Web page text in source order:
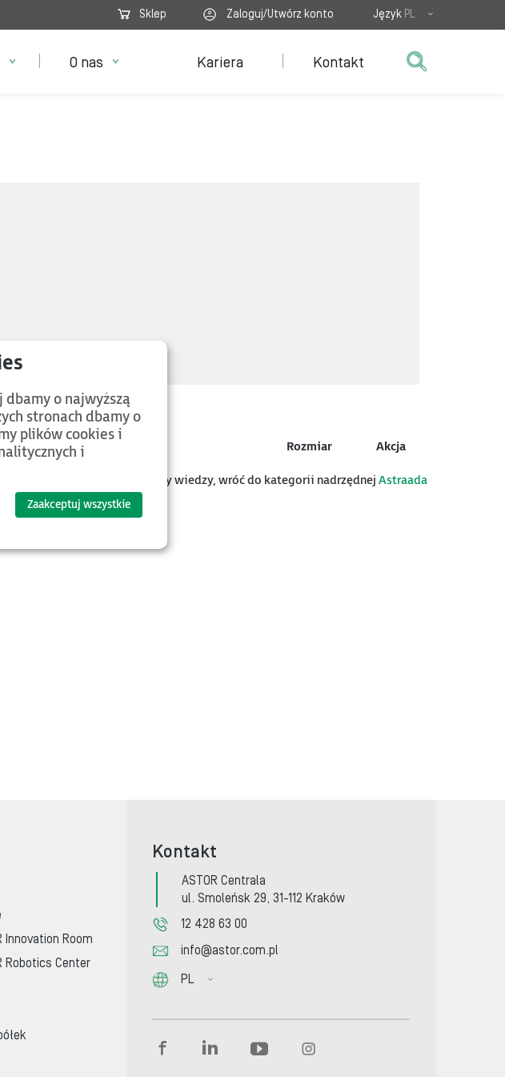
Sklep Zaloguj/Utwórz konto Język PL
O nas Kariera Kontakt
Rozmiar Akcja
znaleźć więcej plików oraz bazy wiedzy, wróć do kategorii nadrzędnej Astraada
Innovation Room
Robotics Center
Kontakt
ASTOR Centrala
ul. Smoleńsk 29, 31-112 Kraków
12 428 63 00
info@astor.com.pl
PL
o najwyższą
stronach dbamy o
plików cookies i
i
Zaakceptuj wszystkie